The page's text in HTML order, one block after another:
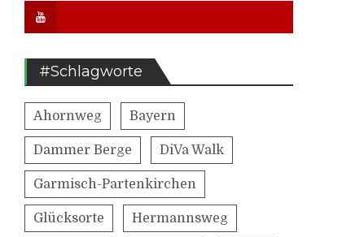
#Schlagworte
Ahornweg Bayern
Dammer Berge DiVa Walk
Garmisch-Partenkirchen
Glücksorte Hermannsweg